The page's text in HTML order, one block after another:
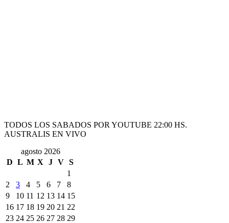
TODOS LOS SABADOS POR YOUTUBE 22:00 HS.
AUSTRALIS EN VIVO
agosto 2026
D L M X J V S
1
2
3 4 5 6 7
8
9
10 11 12 13 14 15
16 17 18 19 20 21 22
23 24 25 26 27 28 29